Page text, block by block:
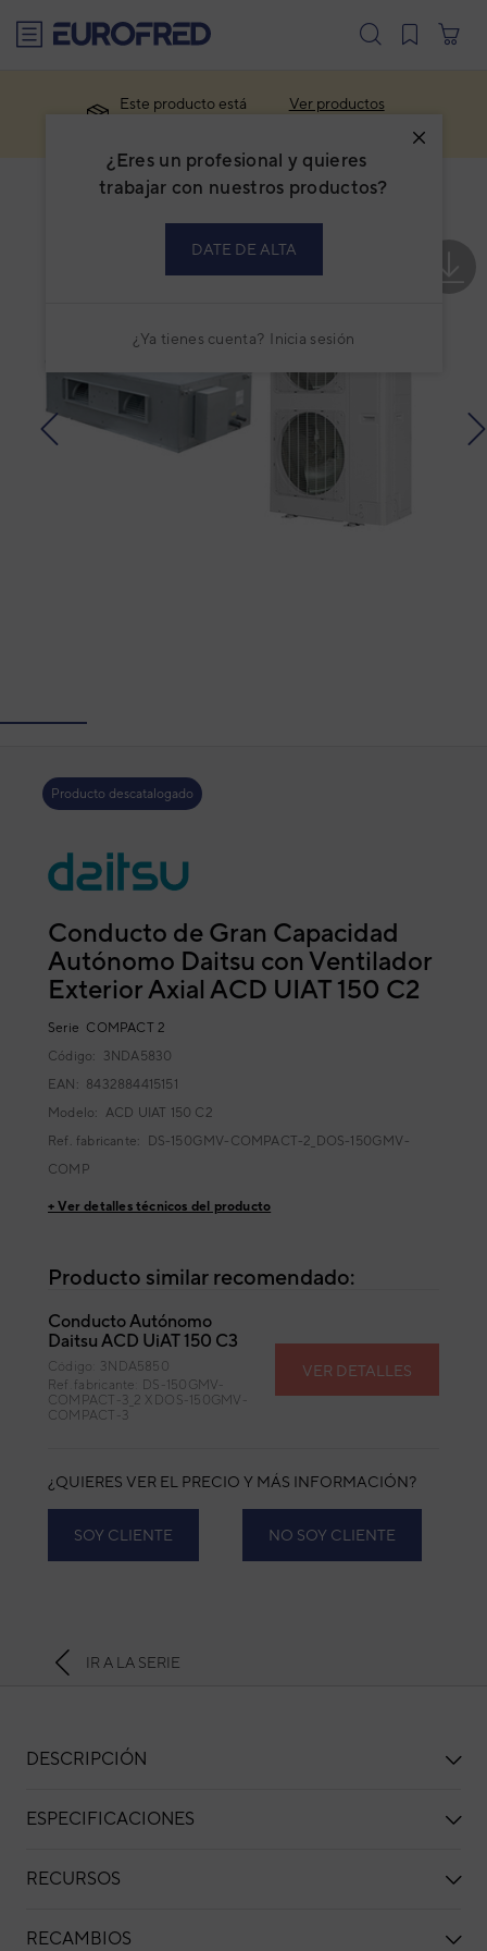
¿Eres un profesional y quieres
trabajar con nuestros productos?
DATE DE ALTA
¿Ya tienes cuenta? Inicia sesión
Este producto está
Ver productos
Producto descatalogado
Conducto de Gran Capacidad
Autónomo Daitsu con Ventilador
Exterior Axial ACD UIAT 150 C2
Serie COMPACT 2
Código: 3NDA5830
EAN: 8432884415151
Modelo: ACD UIAT 150 C2
Ref. fabricante:
DS-150GMV-COMPACT-2_DOS-150GMV-
COMP
+ Ver detalles técnicos del producto
Producto similar recomendado:
Conducto Autónomo
Daitsu ACD UiAT 150 C3
Código: 3NDA5850
Ref. fabricante: DS-150GMV-
COMPACT-3_2 X DOS-150GMV-
COMPACT-3
VER DETALLES
¿QUIERES VER EL PRECIO Y MÁS INFORMACIÓN?
SOY CLIENTE NO SOY CLIENTE
IR A LA SERIE
DESCRIPCIÓN
ESPECIFICACIONES
RECURSOS
RECAMBIOS